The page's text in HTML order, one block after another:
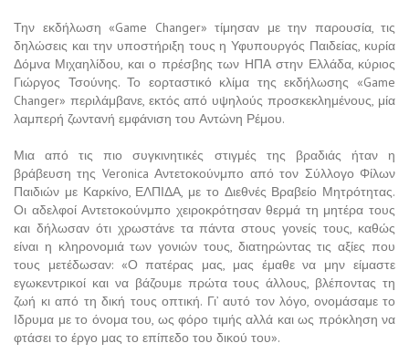
Την εκδήλωση «Game Changer» τίμησαν με την παρουσία, τις
δηλώσεις και την υποστήριξη τους η Υφυπουργός Παιδείας, κυρία
Δόμνα Μιχαηλίδου, και ο πρέσβης των ΗΠΑ στην Ελλάδα, κύριος
Γιώργος Τσούνης. Το εορταστικό κλίμα της εκδήλωσης «Game
Changer» περιλάμβανε, εκτός από υψηλούς προσκεκλημένους, μία
λαμπερή ζωντανή εμφάνιση του Αντώνη Ρέμου.
Μια από τις πιο συγκινητικές στιγμές της βραδιάς ήταν η
βράβευση της Veronica Αντετοκούνμπο από τον Σύλλογο Φίλων
Παιδιών με Καρκίνο, ΕΛΠΙΔΑ, με το Διεθνές Βραβείο Μητρότητας.
Οι αδελφοί Αντετοκούνμπο χειροκρότησαν θερμά τη μητέρα τους
και δήλωσαν ότι χρωστάνε τα πάντα στους γονείς τους, καθώς
είναι η κληρονομιά των γονιών τους, διατηρώντας τις αξίες που
τους μετέδωσαν: «Ο πατέρας μας, μας έμαθε να μην είμαστε
εγωκεντρικοί και να βάζουμε πρώτα τους άλλους, βλέποντας τη
ζωή κι από τη δική τους οπτική. Γι’ αυτό τον λόγο, ονομάσαμε το
Ιδρυμα με το όνομα του, ως φόρο τιμής αλλά και ως πρόκληση να
φτάσει το έργο μας το επίπεδο του δικού του».